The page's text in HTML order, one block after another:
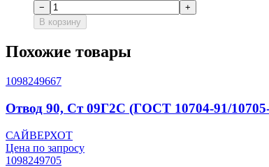
−
+
В корзину
Похожие товары
1098249667
Отвод 90, Ст 09Г2С (ГОСТ 10704-91/
САЙВЕРХОТ
Цена по запросу
1098249705